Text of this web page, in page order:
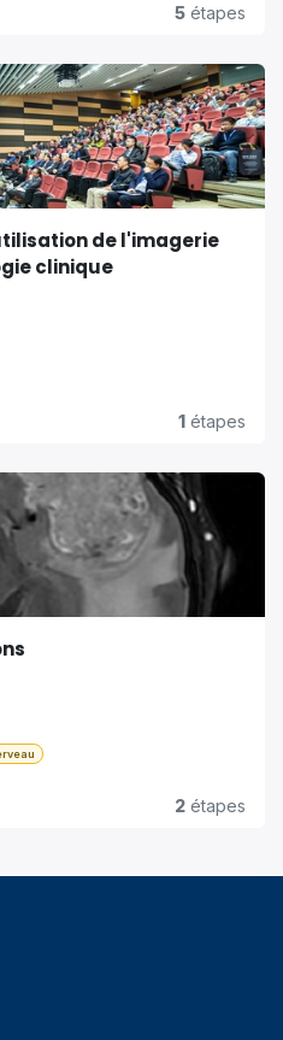
5 étapes
de l'imagerie
clinique
1 étapes
2 étapes